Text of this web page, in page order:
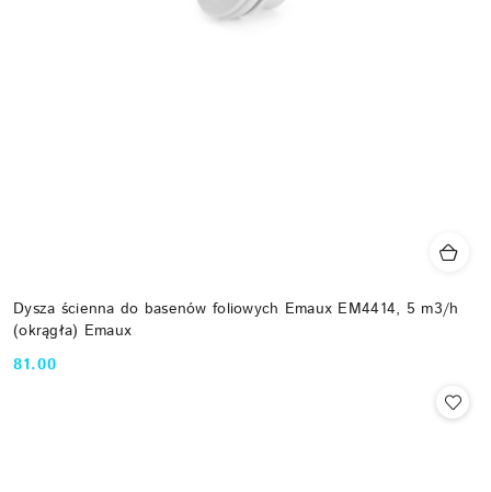
Dysza ścienna do basenów foliowych Emaux EM4414, 5 m3/h
(okrągła) Emaux
Cena:
81.00